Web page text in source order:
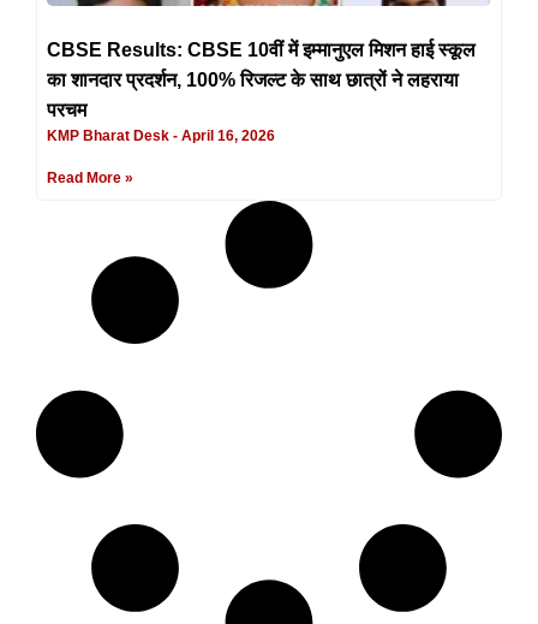
CBSE Results: CBSE 10वीं में इम्मानुएल मिशन हाई स्कूल
का शानदार प्रदर्शन, 100% रिजल्ट के साथ छात्रों ने लहराया
परचम
KMP Bharat Desk April 16, 2026
Read More »